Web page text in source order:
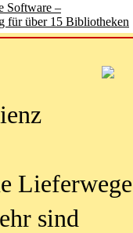
Software –
für über 15 Bibliotheken
KI-Texte
Lieferwege
sind